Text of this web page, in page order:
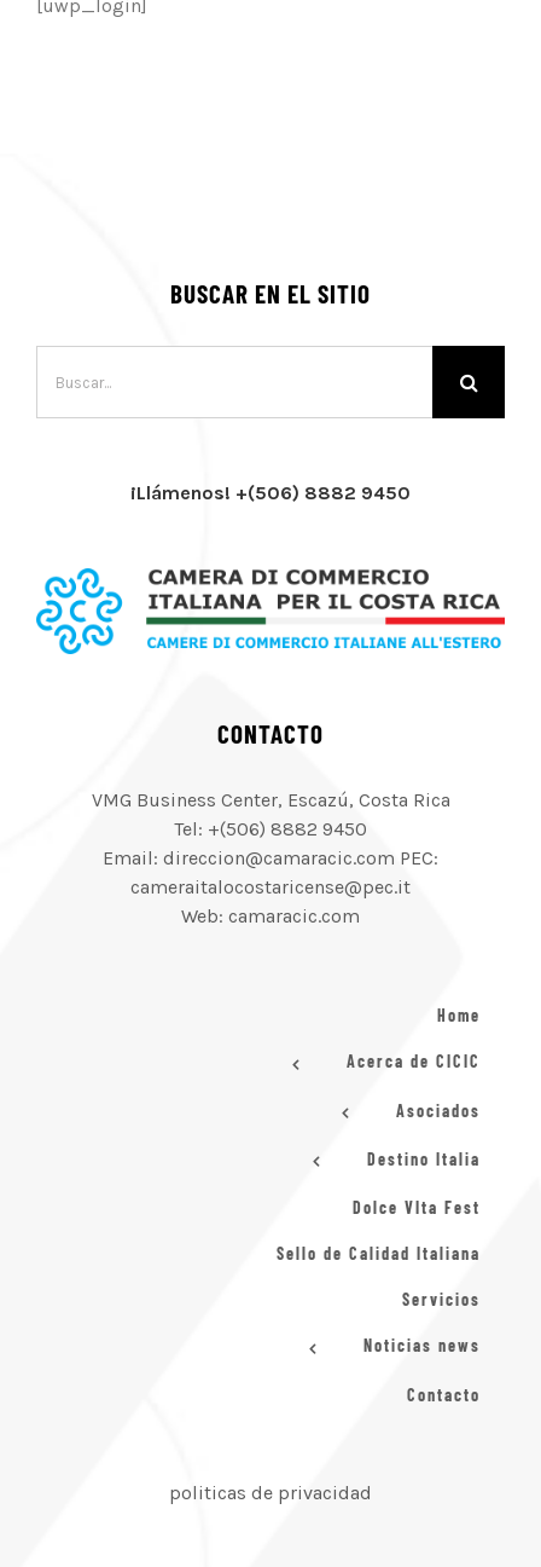
[uwp_login]
BUSCAR EN EL SITIO
¡Llámenos! +(506) 8882 9450
CONTACTO
VMG Business Center, Escazú, Costa Rica
Tel: +(506) 8882 9450
Email: direccion@camaracic.com PEC:
cameraitalocostaricense@pec.it
Web: camaracic.com
Home
Acerca de CICIC
Asociados
Destino Italia
Dolce VIta Fest
Sello de Calidad Italiana
Servicios
Noticias news
Contacto
politicas de privacidad